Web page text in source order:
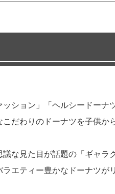
ッション」「ヘルシードー
だわりのドーナツを子供
な見た目が話題の「ギャ
エティー豊かなドーナツが